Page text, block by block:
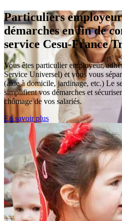
Particuliers
démarches en fin de
service Cesu-France
Vous êtes particulier employeur,
Service Universel) et vous vous
(aide à domicile, jardinage, etc.) Le
simplifient vos démarches et
chômage de vos salariés.
En savoir plus